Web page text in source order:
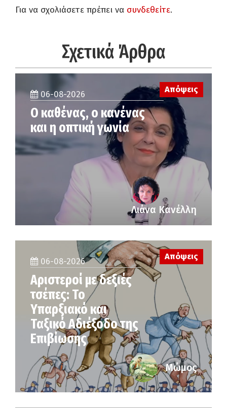
Για να σχολιάσετε πρέπει να συνδεθείτε.
Σχετικά Άρθρα
Απόψεις
06-08-2026
Ο καθένας, ο κανένας
και η οπτική γωνία
Λιάνα Κανέλλη
06-08-2026
Αριστεροί με δεξιές
τσέπες: Το
Υπαρξιακό και
Ταξικό Αδιέξοδο της
Επιβίωσης
Απόψεις
Μώμος